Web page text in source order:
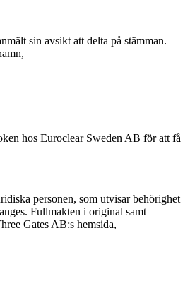
sin avsikt att delta på stämman.
hos Euroclear Sweden AB för att få
personen, som utvisar behörighet
Fullmakten i original samt
Gates AB:s hemsida,